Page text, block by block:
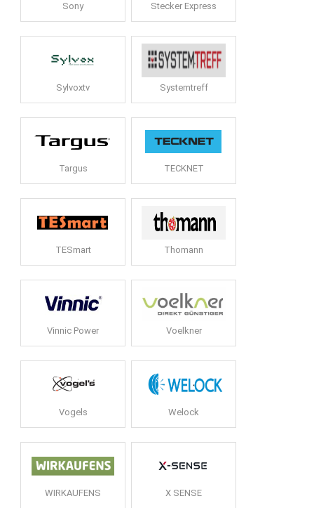
Sony Stecker Express
Sylvoxtv Systemtreff
Targus TECKNET
TESmart Thomann
Vinnic Power Voelkner
Vogels Welock
WIRKAUFENS X SENSE